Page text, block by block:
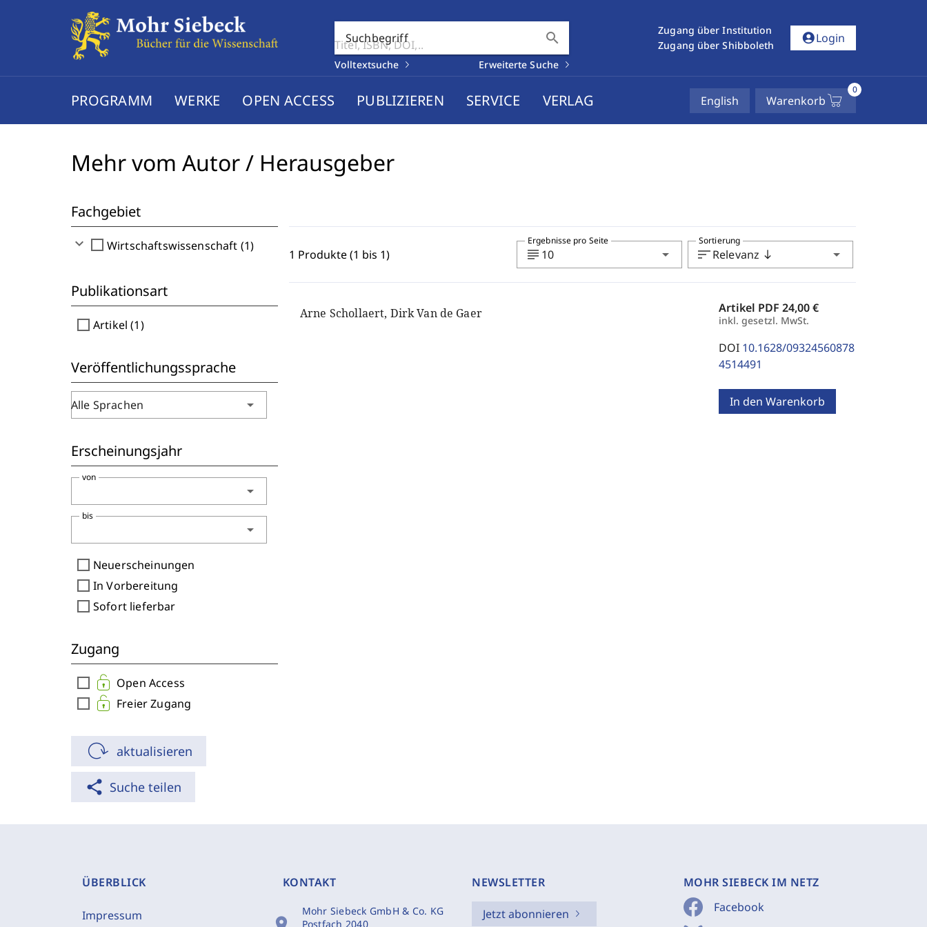
Suchbegriff search
Volltextsuche Erweiterte Suche
Zugang über Institution
Zugang über Shibboleth
account_circleLogin
PROGRAMM WERKE OPEN ACCESS PUBLIZIEREN SERVICE VERLAG English Warenkorb
0
Mehr vom Autor / Herausgeber
Fachgebiet
expand_more check_box_outline_blank Wirtschaftswissenschaft (1)
Publikationsart
check_box_outline_blank Artikel (1)
Veröffentlichungssprache
Alle Sprachen arrow_drop_down
Erscheinungsjahr
arrow_drop_down
von
arrow_drop_down
bis
check_box_outline_blank Neuerscheinungen
check_box_outline_blank In Vorbereitung
check_box_outline_blank Sofort lieferbar
Zugang
check_box_outline_blank Open Access
check_box_outline_blank Freier Zugang
aktualisieren
share Suche teilen
1 Produkte (1 bis 1) subject 10 arrow_drop_down
Ergebnisse pro Seite
sortRelevanz south arrow_drop_down
Sortierung
Arne Schollaert, Dirk Van de Gaer Artikel PDF 24,00 €
inkl. gesetzl. MwSt.
DOI 10.1628/09324560878
4514491
In den Warenkorb
ÜBERBLICK
Impressum
KONTAKT
Mohr Siebeck GmbH & Co. KG
Postfach 2040
NEWSLETTER
Jetzt abonnieren
MOHR SIEBECK IM NETZ
Facebook